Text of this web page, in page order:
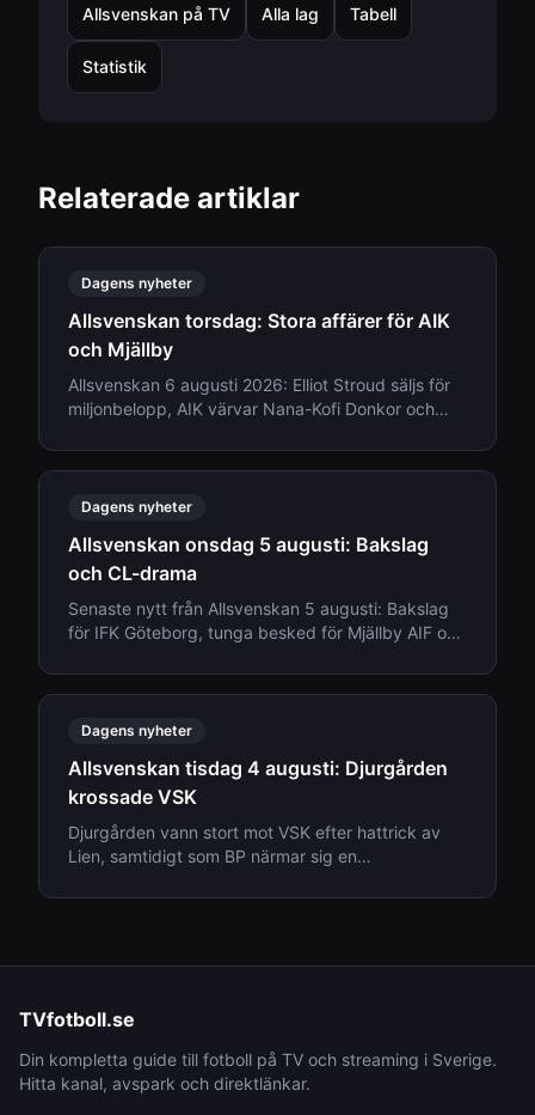
Allsvenskan på TV Alla lag Tabell
Statistik
Relaterade artiklar
Dagens nyheter
Allsvenskan torsdag: Stora affärer för AIK
och Mjällby
Allsvenskan 6 augusti 2026: Elliot Stroud säljs för
miljonbelopp, AIK värvar Nana-Kofi Donkor och
Dagens nyheter
Allsvenskan onsdag 5 augusti: Bakslag
och CL-drama
Senaste nytt från Allsvenskan 5 augusti: Bakslag
för IFK Göteborg, tunga besked för Mjällby AIF och
Dagens nyheter
Allsvenskan tisdag 4 augusti: Djurgården
krossade VSK
Djurgården vann stort mot VSK efter hattrick av
Lien, samtidigt som BP närmar sig en
Allsvenskan den 4 augusti.
TVfotboll.se
Din kompletta guide till fotboll på TV och streaming i Sverige.
Hitta kanal, avspark och direktlänkar.